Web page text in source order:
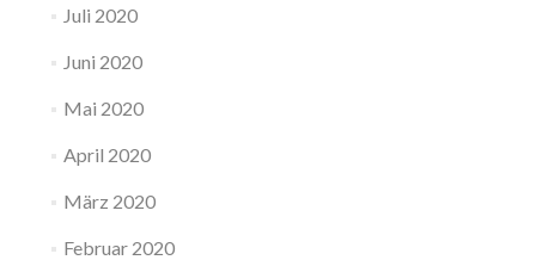
Juli 2020
Juni 2020
Mai 2020
April 2020
März 2020
Februar 2020